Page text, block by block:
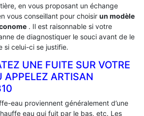
en vous proposant un échange
vous conseillant pour choisir un modèle
. Il est raisonnable si votre
de diagnostiquer le souci avant de le
si celui-ci se justifie.
UNE FUITE SUR VOTRE
APPELEZ ARTISAN
eau proviennent généralement d’une
eau qui fuit par le bas, etc. Les